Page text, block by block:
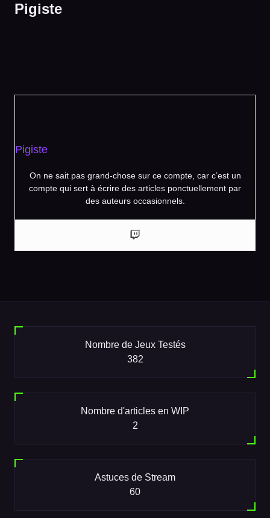
Pigiste
Pigiste
On ne sait pas grand-chose sur ce compte, car c’est un
compte qui sert à écrire des articles ponctuellement par
des auteurs occasionnels.
Nombre de Jeux Testés
382
Nombre d'articles en WIP
2
Astuces de Stream
60